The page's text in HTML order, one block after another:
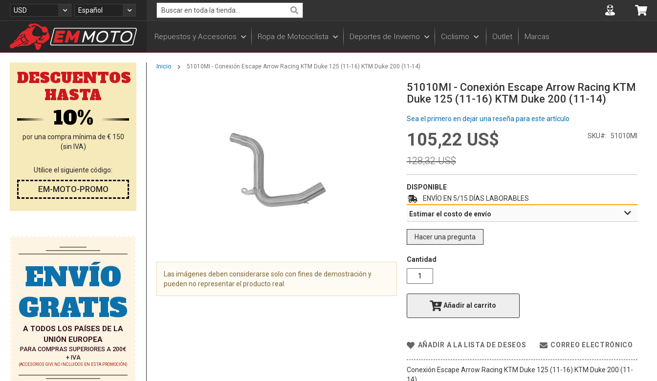
contenido
Moneda
USD Lenguaje
Español
Search
Mi
Accuont
Repuestos y Accesorios Ropa de Motociclista Deportes de Invierno Ciclismo Outlet Marcas
Inicio 51010MI - Conexión Escape Arrow Racing KTM Duke 125 (11-16) KTM Duke 200 (11-14)
51010MI - Conexión Escape Arrow Racing KTM
Duke 125 (11-16) KTM Duke 200 (11-14)
Sea el primero en dejar una reseña para este artículo
Special
105,22 US$
Regular
Price
128,32 US$
SKU 51010MI
DISPONIBLE
ENVÍO EN 5/15 DÍAS LABORABLES
Estimar el costo de envío
Hacer una pregunta
Cantidad
Añadir al carrito
AÑADIR A LA LISTA DE DESEOS CORREO ELECTRÓNICO
Conexión Escape Arrow Racing KTM Duke 125 (11-16) KTM Duke 200 (11-
Las imágenes deben considerarse solo con fines de demostración y
pueden no representar el producto real.
DESCUENTOS
HASTA
10%
por una compra mínima de € 150
(sin IVA)
Utilice el siguiente código:
EM-MOTO-PROMO
ENVÍO
GRATIS
A TODOS LOS PAÍSES DE LA
UNIÓN EUROPEA
PARA COMPRAS SUPERIORES A 200€
+ IVA
(ACCESORIOS GIVI NO INCLUIDOS EN ESTA PROMOCIÓN)